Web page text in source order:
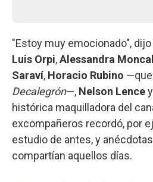
"Estoy muy emocionado",
Luis Orpi,Alessandra
Saraví, Horacio Rubino
Decalegrón—, Nelson Lencey
histórica maquilladora del
excompañeros recordó, por
estudio de antes, y
compartían aquellos días.